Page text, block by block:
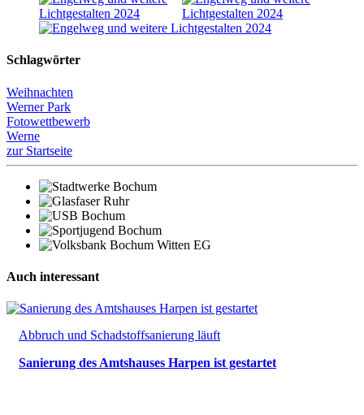
Schlagwörter
Weihnachten
Werner Park
Fotowettbewerb
Werne
zur Startseite
Auch interessant
Abbruch und Schadstoffsanierung läuft
Sanierung des Amtshauses Harpen ist gestartet